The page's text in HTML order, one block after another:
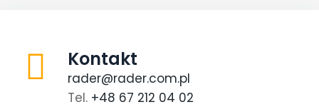
Kontakt
rader@rader.com.pl
Tel. +48 67 212 04 02